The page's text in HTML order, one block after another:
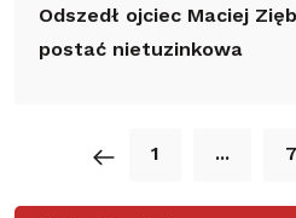
Odszedł ojciec Maciej
postać nietuzinkowa
1 ...